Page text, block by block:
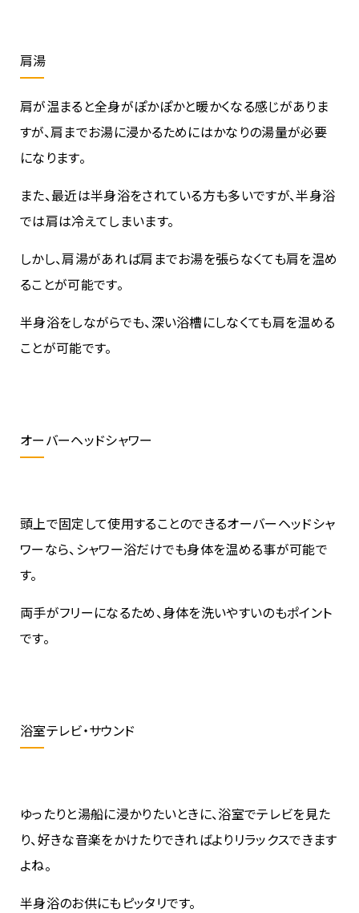
肩湯
肩が温まると全身がぽかぽかと暖かくなる感じがありま
すが、肩までお湯に浸かるためにはかなりの湯量が必要
になります。
また、最近は半身浴をされている方も多いですが、半身浴
では肩は冷えてしまいます。
しかし、肩湯があれば肩までお湯を張らなくても肩を温め
ることが可能です。
半身浴をしながらでも、深い浴槽にしなくても肩を温める
ことが可能です。
オーバーヘッドシャワー
頭上で固定して使用することのできるオーバーヘッドシャ
ワーなら、シャワー浴だけでも身体を温める事が可能で
す。
両手がフリーになるため、身体を洗いやすいのもポイント
です。
浴室テレビ・サウンド
ゆったりと湯船に浸かりたいときに、浴室でテレビを見た
り、好きな音楽をかけたりできればよりリラックスできます
よね。
半身浴のお供にもピッタリです。